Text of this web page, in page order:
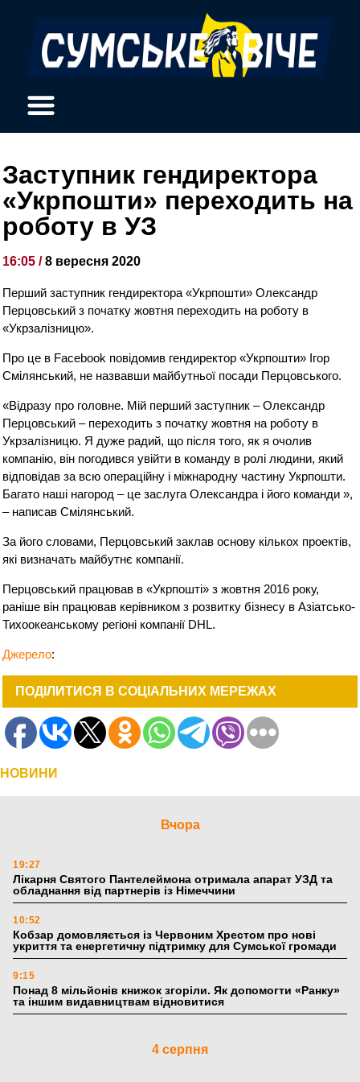
Заступник гендиректора
«Укрпошти» переходить на
роботу в УЗ
16:05 /8 вересня 2020
Перший заступник гендиректора «Укрпошти» Олександр
Перцовський з початку жовтня переходить на роботу в
«Укрзалізницю».
Про це в Facebook повідомив гендиректор «Укрпошти» Ігор
Смілянський, не назвавши майбутньої посади Перцовського.
«Відразу про головне. Мій перший заступник – Олександр
Перцовський – переходить з початку жовтня на роботу в
Укрзалізницю. Я дуже радий, що після того, як я очолив
компанію, він погодився увійти в команду в ролі людини, який
відповідав за всю операційну і міжнародну частину Укрпошти.
Багато наші нагород – це заслуга Олександра і його команди »,
– написав Смілянський.
За його словами, Перцовський заклав основу кількох проектів,
які визначать майбутнє компанії.
Перцовський працював в «Укрпошті» з жовтня 2016 року,
раніше він працював керівником з розвитку бізнесу в Азіатсько-
Тихоокеанському регіоні компанії DHL.
Джерело:
ПОДІЛИТИСЯ В СОЦІАЛЬНИХ МЕРЕЖАХ
НОВИНИ
Вчора
19:27
Лікарня Святого Пантелеймона отримала апарат УЗД та
обладнання від партнерів із Німеччини
10:52
Кобзар домовляється із Червоним Хрестом про нові
укриття та енергетичну підтримку для Сумської громади
9:15
Понад 8 мільйонів книжок згоріли. Як допомогти «Ранку»
та іншим видавництвам відновитися
4 серпня